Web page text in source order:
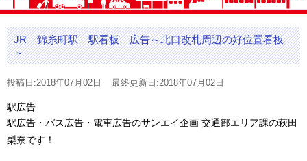
JR 錦糸町駅 駅看板 広告～北口改札周辺の好位置看板
～
投稿日:2018年07月02日 最終更新日:2018年07月02日
駅広告
駅広告・バス広告・電車広告のサンエイ企画 交通部エリア課の萩田
梨奈です！